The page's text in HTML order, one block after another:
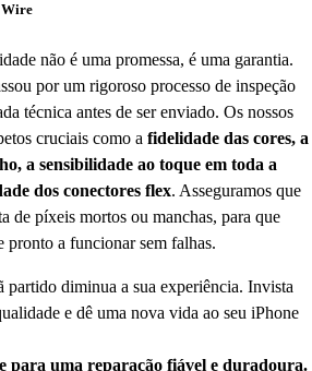
Wire
não é uma promessa, é uma garantia.
por um rigoroso processo de inspeção
técnica antes de ser enviado. Os nossos
cruciais como a fidelidade das cores, a
a sensibilidade ao toque em toda a
dos conectores flex. Asseguramos que
de píxeis mortos ou manchas, para que
pronto a funcionar sem falhas.
partido diminua a sua experiência. Invista
e dê uma nova vida ao seu iPhone
para uma reparação fiável e duradoura.